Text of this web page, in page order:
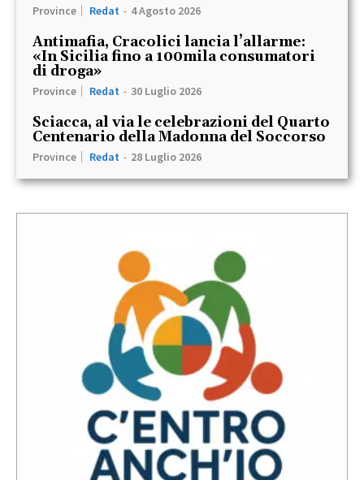
Province Redat - 4 Agosto 2026
Antimafia, Cracolici lancia l’allarme:
«In Sicilia fino a 100mila consumatori
di droga»
Province Redat - 30 Luglio 2026
Sciacca, al via le celebrazioni del Quarto
Centenario della Madonna del Soccorso
Province Redat - 28 Luglio 2026